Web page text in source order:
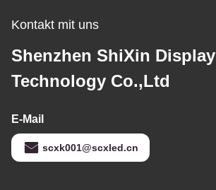
Kontakt mit uns
Shenzhen ShiXin Display
Technology Co.,Ltd
E-Mail
scxk001@scxled.cn